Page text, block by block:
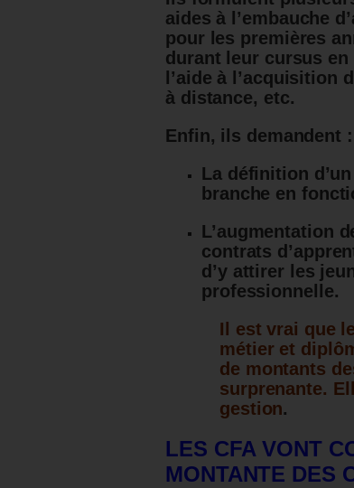
aides à l’embauche
pour les premières
durant leur cursus en
l’aide à l’acquisition
à distance, etc.
Enfin, ils demandent :
La définition
branche en
L’augmentation
contrats
d’y attirer les
professionnelle.
Il est vrai que
métier et
de montants
surprenante.
gestion.
LES CFA VONT
MONTANTE DES